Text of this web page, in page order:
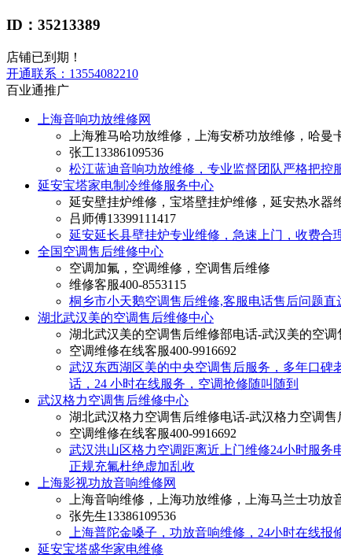
ID：35213389
店铺已到期！
开通联系： 13554082210
百业通推广
上海音响功放维修网
上海雅马哈功放维修，上海安桥功放维修，哈曼
张工13386109536
松江蓝迪音响功放维修，专业监督团队严格把控
延安宝塔家电制冷维修服务中心
延安壁挂炉维修，宝塔壁挂炉维修，延安热水器
吕师傅13399111417
延安延长县壁挂炉专业维修，急速上门，收费合
全国空调售后维修中心
空调加氟，空调维修，空调售后维修
维修客服400-8553115
桐乡市小天鹅空调售后维修,客服电话售后问题直
湖北武汉美的空调售后维修中心
湖北武汉美的空调售后维修部电话-武汉美的空调
空调维修在线客服400-9916692
武汉东西湖区美的中央空调售后服务，多年口碑
话，24 小时在线服务，空调抢修随叫随到
武汉格力空调售后维修中心
湖北武汉格力空调售后维修电话-武汉格力空调售
空调维修在线客服400-9916692
武汉洪山区格力空调距离近上门维修24小时服务
正规充氟杜绝虚加乱收
上海影视功放音响维修网
上海音响维修，上海功放维修，上海马兰士功放
张先生13386109536
上海普陀金嗓子，功放音响维修，24小时在线报
延安宝塔盛华家电维修